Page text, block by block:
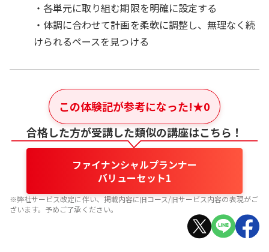
・各単元に取り組む期限を明確に設定する
・体調に合わせて計画を柔軟に調整し、無理なく続
けられるペースを見つける
この体験記が参考になった!★0
合格した方が受講した類似の講座はこちら！
ファイナンシャルプランナー
バリューセット1
※弊社サービス改定に伴い、掲載内容に旧コース/旧サービス内容の表現がご
ざいます。予めご了承ください。